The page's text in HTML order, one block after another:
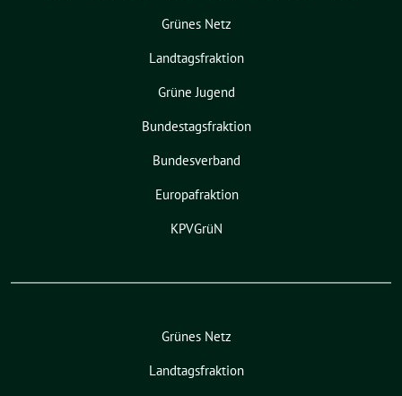
Grünes Netz
Landtagsfraktion
Grüne Jugend
Bundestagsfraktion
Bundesverband
Europafraktion
KPVGrüN
Grünes Netz
Landtagsfraktion